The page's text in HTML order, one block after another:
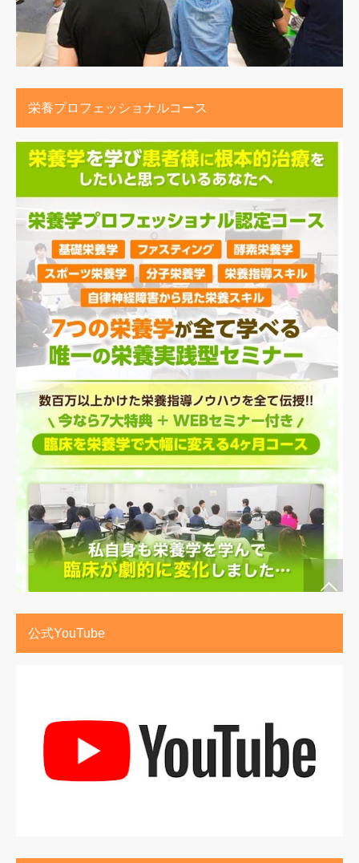
栄養プロフェッショナルコース
公式YouTube